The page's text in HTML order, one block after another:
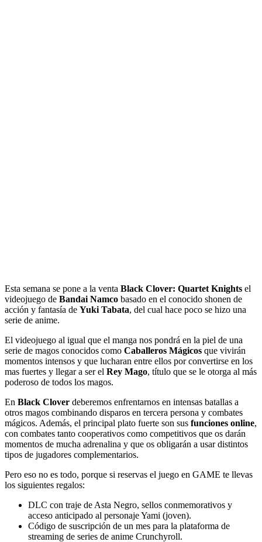
Esta semana se pone a la venta Black Clover: Quartet Knights el
videojuego de Bandai Namco basado en el conocido shonen de
acción y fantasía de Yuki Tabata, del cual hace poco se hizo una
serie de anime.
El videojuego al igual que el manga nos pondrá en la piel de una
serie de magos conocidos como Caballeros Mágicos que vivirán
momentos intensos y que lucharan entre ellos por convertirse en los
mas fuertes y llegar a ser el Rey Mago, título que se le otorga al más
poderoso de todos los magos.
En Black Clover deberemos enfrentarnos en intensas batallas a
otros magos combinando disparos en tercera persona y combates
mágicos. Además, el principal plato fuerte son sus funciones online,
con combates tanto cooperativos como competitivos que os darán
momentos de mucha adrenalina y que os obligarán a usar distintos
tipos de jugadores complementarios.
Pero eso no es todo, porque si reservas el juego en GAME te llevas
los siguientes regalos:
DLC con traje de Asta Negro, sellos conmemorativos y
acceso anticipado al personaje Yami (joven).
Código de suscripción de un mes para la plataforma de
streaming de series de anime Crunchyroll.